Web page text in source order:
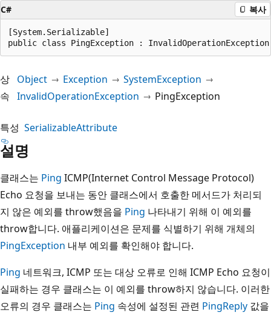
C# 복사
[System.Serializable]
public class PingException : InvalidOperationException
상
속
Object Exception
SystemException
InvalidOperationException
PingException
특성 SerializableAttribute
설명
클래스는 Ping ICMP(Internet Control Message Protocol)
Echo 요청을 보내는 동안 클래스에서 호출한 메서드가 처리되
지 않은 예외를 throw했음을 Ping 나타내기 위해 이 예외를
throw합니다. 애플리케이션은 문제를 식별하기 위해 개체의
PingException 내부 예외를 확인해야 합니다.
Ping 네트워크, ICMP 또는 대상 오류로 인해 ICMP Echo 요청이
실패하는 경우 클래스는 이 예외를 throw하지 않습니다. 이러한
오류의 경우 클래스는 Ping 속성에 설정된 관련 PingReply 값을